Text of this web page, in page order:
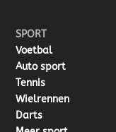
SPORT
Voetbal
Auto sport
Tennis
Wielrennen
Darts